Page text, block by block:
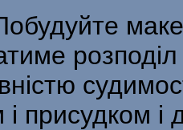
і присудком